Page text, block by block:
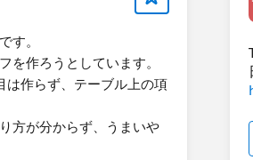
す。​
を作ろうとしています。
は作らず、テーブル上の項
方が分からず、うまいや